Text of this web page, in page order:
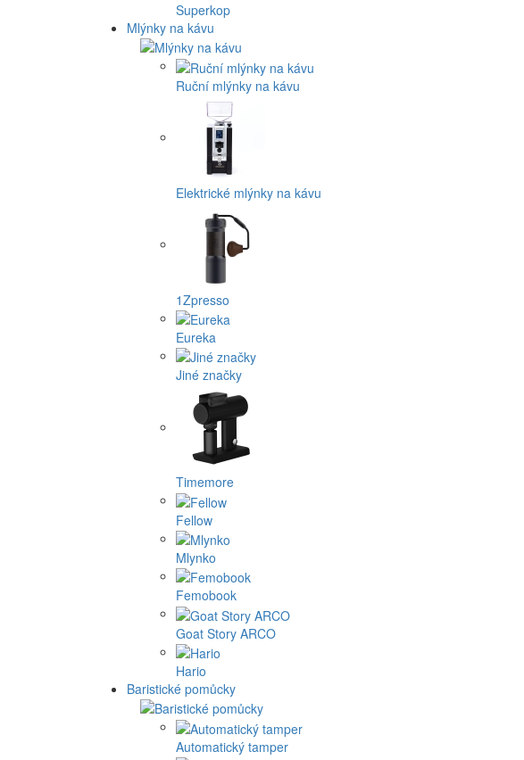
Superkop
Mlýnky na kávu
Ruční mlýnky na kávu
Elektrické mlýnky na kávu
1Zpresso
Eureka
Jiné značky
Timemore
Fellow
Mlynko
Femobook
Goat Story ARCO
Hario
Baristické pomůcky
Automatický tamper